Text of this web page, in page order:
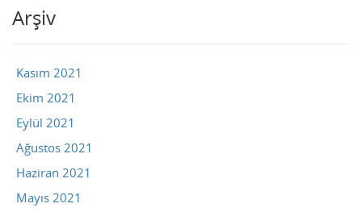
Arşiv
Kasım 2021
Ekim 2021
Eylül 2021
Ağustos 2021
Haziran 2021
Mayıs 2021